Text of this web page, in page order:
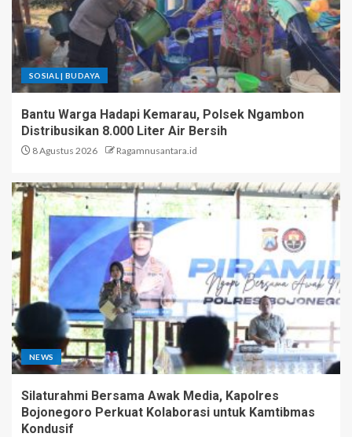
SOSIAL | BUDAYA
Bantu Warga Hadapi Kemarau, Polsek Ngambon
Distribusikan 8.000 Liter Air Bersih
8 Agustus 2026 Ragamnusantara.id
NEWS
Silaturahmi Bersama Awak Media, Kapolres
Bojonegoro Perkuat Kolaborasi untuk Kamtibmas
Kondusif